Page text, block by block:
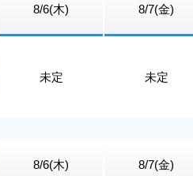
8/6(木) 8/7(金)
未定 未定
8/6(木) 8/7(金)